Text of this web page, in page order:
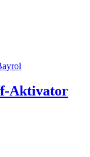
Aktivator